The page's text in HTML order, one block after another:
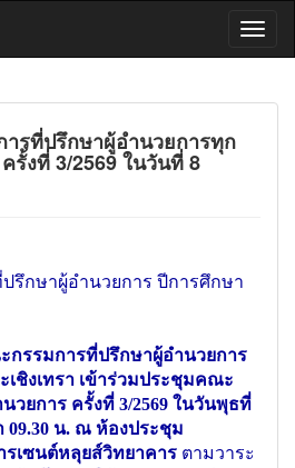
รที่ปรึกษาผู้อำนวยการทุก
รั้งที่ 3/2569 ในวันที่ 8
รึกษาผู้อำนวยการ ปีการศึกษา
รรมการที่ปรึกษาผู้อำนวยการ
เชิงเทรา เข้าร่วมประชุมคณะ
วยการ ครั้งที่ 3/2569 ในวันพุธที่
09.30 น. ณ ห้องประชุม
รเซนต์หลุยส์วิทยาคาร ตามวาระ